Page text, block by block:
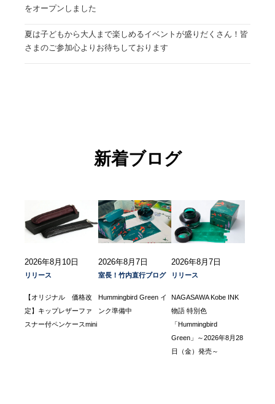
をオープンしました
夏は子どもから大人まで楽しめるイベントが盛りだくさん！皆
さまのご参加心よりお待ちしております
新着ブログ
2026年8月10日
リリース
【オリジナル 価格改
定】キップレザーファ
スナー付ペンケースmini
2026年8月7日
室長！竹内直行ブログ
Hummingbird Green イ
ンク準備中
2026年8月7日
リリース
NAGASAWA Kobe INK
物語 特別色
「Hummingbird
Green」～2026年8月28
日（金）発売～